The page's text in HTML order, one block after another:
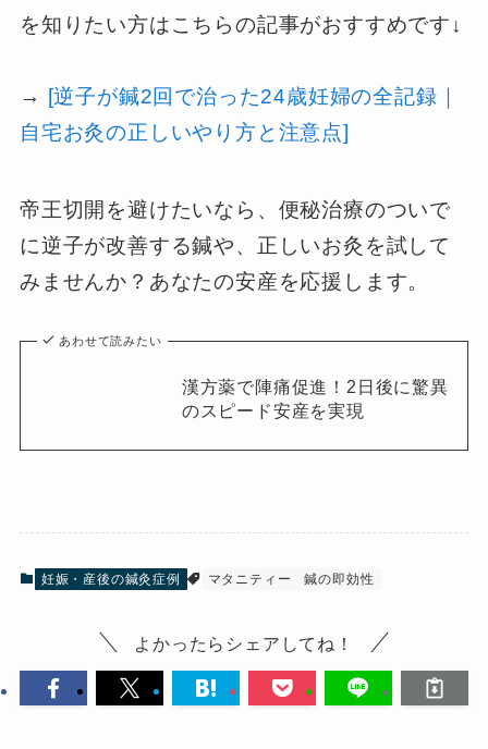
を知りたい方はこちらの記事がおすすめです↓
→
[逆子が鍼2回で治った24歳妊婦の全記録｜
自宅お灸の正しいやり方と注意点]
帝王切開を避けたいなら、便秘治療のついで
に逆子が改善する鍼や、正しいお灸を試して
みませんか？あなたの安産を応援します。
あわせて読みたい
漢方薬で陣痛促進！2日後に驚異
のスピード安産を実現
妊娠・産後の鍼灸症例 マタニティー 鍼の即効性
よかったらシェアしてね！